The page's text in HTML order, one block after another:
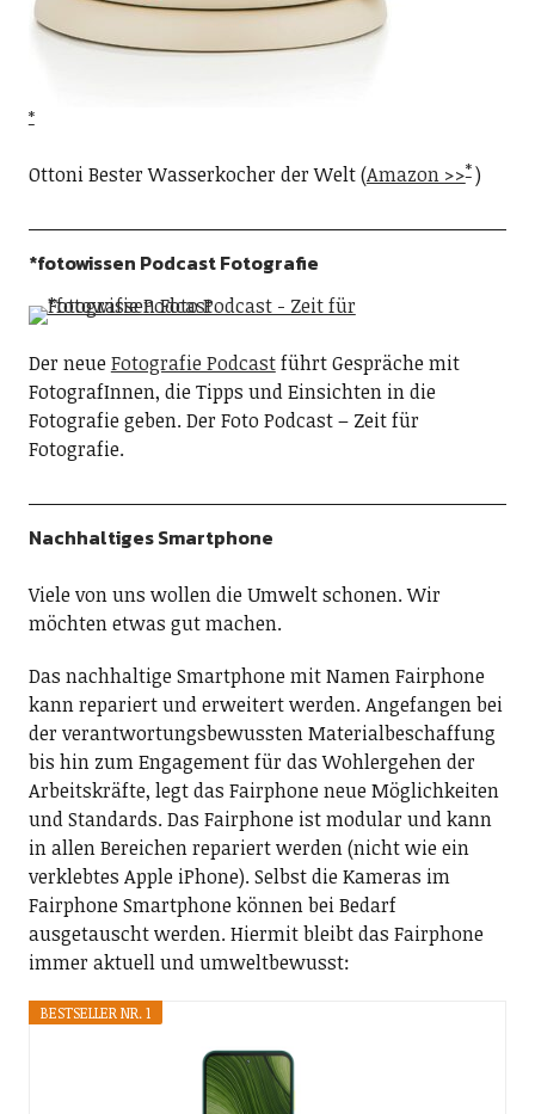
Ottoni Bester Wasserkocher der Welt (Amazon >> )
*fotowissen Podcast Fotografie
Der neueFotografie Podcastführt Gespräche mit
FotografInnen, die Tipps und Einsichten in die
Fotografie geben. Der Foto Podcast – Zeit für
Fotografie.
Nachhaltiges Smartphone
Viele von uns wollen die Umwelt schonen. Wir
möchten etwas gut machen.
Das nachhaltige Smartphone mit Namen Fairphone
kann repariert und erweitert werden. Angefangen bei
der verantwortungsbewussten Materialbeschaffung
bis hin zum Engagement für das Wohlergehen der
Arbeitskräfte, legt das Fairphone neue Möglichkeiten
und Standards. Das Fairphone ist modular und kann
in allen Bereichen repariert werden (nicht wie ein
verklebtes Apple iPhone). Selbst die Kameras im
Fairphone Smartphone können bei Bedarf
ausgetauscht werden. Hiermit bleibt das Fairphone
immer aktuell und umweltbewusst:
BESTSELLER NR. 1